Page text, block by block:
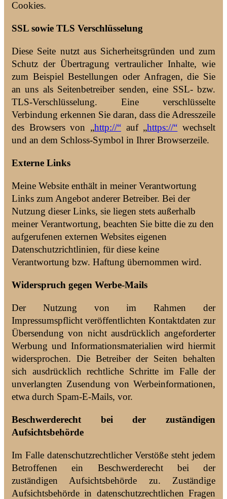
Cookies.
SSL sowie TLS Verschlüsselung
Diese Seite nutzt aus Sicherheitsgründen und zum
Schutz der Übertragung vertraulicher Inhalte, wie
zum Beispiel Bestellungen oder Anfragen, die Sie
an uns als Seitenbetreiber senden, eine SSL- bzw.
TLS-Verschlüsselung. Eine verschlüsselte
Verbindung erkennen Sie daran, dass die Adresszeile
des Browsers von „http://“ auf „https://“ wechselt
und an dem Schloss-Symbol in Ihrer Browserzeile.
Externe Links
Meine Website enthält in meiner Verantwortung
Links zum Angebot anderer Betreiber. Bei der
Nutzung dieser Links, sie liegen stets außerhalb
meiner Verantwortung, beachten Sie bitte die zu den
aufgerufenen externen Websites eigenen
Datenschutzrichtlinien, für diese keine
Verantwortung bzw. Haftung übernommen wird.
Widerspruch gegen Werbe-Mails
Der Nutzung von im Rahmen der
Impressumspflicht veröffentlichten Kontaktdaten zur
Übersendung von nicht ausdrücklich angeforderter
Werbung und Informationsmaterialien wird hiermit
widersprochen. Die Betreiber der Seiten behalten
sich ausdrücklich rechtliche Schritte im Falle der
unverlangten Zusendung von Werbeinformationen,
etwa durch Spam-E-Mails, vor.
Beschwerderecht bei der zuständigen
Aufsichtsbehörde
Im Falle datenschutzrechtlicher Verstöße steht jedem
Betroffenen ein Beschwerderecht bei der
zuständigen Aufsichtsbehörde zu. Zuständige
Aufsichtsbehörde in datenschutzrechtlichen Fragen